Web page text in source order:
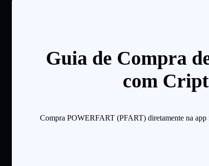
Guia de Compra
com
Compra POWERFART (PFART) diretamente na app